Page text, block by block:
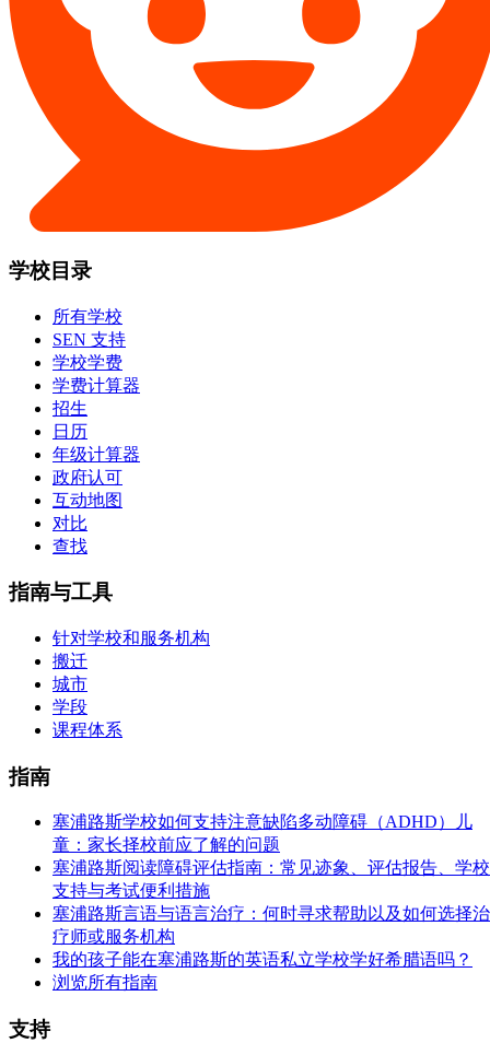
学校目录
所有学校
SEN 支持
学校学费
学费计算器
招生
日历
年级计算器
政府认可
互动地图
对比
查找
指南与工具
针对学校和服务机构
搬迁
城市
学段
课程体系
指南
塞浦路斯学校如何支持注意缺陷多动障碍（ADHD）儿
童：家长择校前应了解的问题
塞浦路斯阅读障碍评估指南：常见迹象、评估报告、学校
支持与考试便利措施
塞浦路斯言语与语言治疗：何时寻求帮助以及如何选择治
疗师或服务机构
我的孩子能在塞浦路斯的英语私立学校学好希腊语吗？
浏览所有指南
支持